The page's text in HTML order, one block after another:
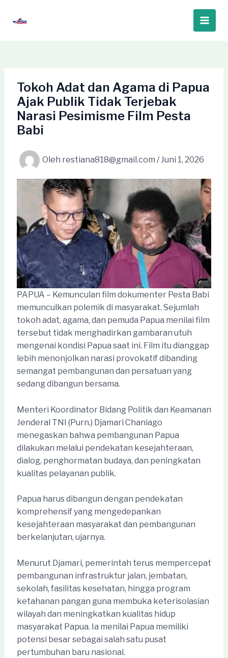
Main
Tokoh Adat dan Agama di Papua
Ajak Publik Tidak Terjebak
Narasi Pesimisme Film Pesta
Babi
Oleh restiana818@gmail.com /Juni 1, 2026
PAPUA – Kemunculan film dokumenter Pesta Babi
memunculkan polemik di masyarakat. Sejumlah
tokoh adat, agama, dan pemuda Papua menilai film
tersebut tidak menghadirkan gambaran utuh
mengenai kondisi Papua saat ini. Film itu dianggap
lebih menonjolkan narasi provokatif dibanding
semangat pembangunan dan persatuan yang
sedang dibangun bersama.
Menteri Koordinator Bidang Politik dan Keamanan
Jenderal TNI (Purn.) Djamari Chaniago
menegaskan bahwa pembangunan Papua
dilakukan melalui pendekatan kesejahteraan,
dialog, penghormatan budaya, dan peningkatan
kualitas pelayanan publik.
Papua harus dibangun dengan pendekatan
komprehensif yang mengedepankan
kesejahteraan masyarakat dan pembangunan
berkelanjutan, ujarnya.
Menurut Djamari, pemerintah terus mempercepat
pembangunan infrastruktur jalan, jembatan,
sekolah, fasilitas kesehatan, hingga program
ketahanan pangan guna membuka keterisolasian
wilayah dan meningkatkan kualitas hidup
masyarakat Papua. Ia menilai Papua memiliki
potensi besar sebagai salah satu pusat
pertumbuhan baru nasional.